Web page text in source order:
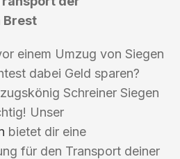
Brest
einem Umzug von Siegen
dabei Geld sparen?
Schreiner Siegen
Unser
bietet dir eine
für den Transport deiner